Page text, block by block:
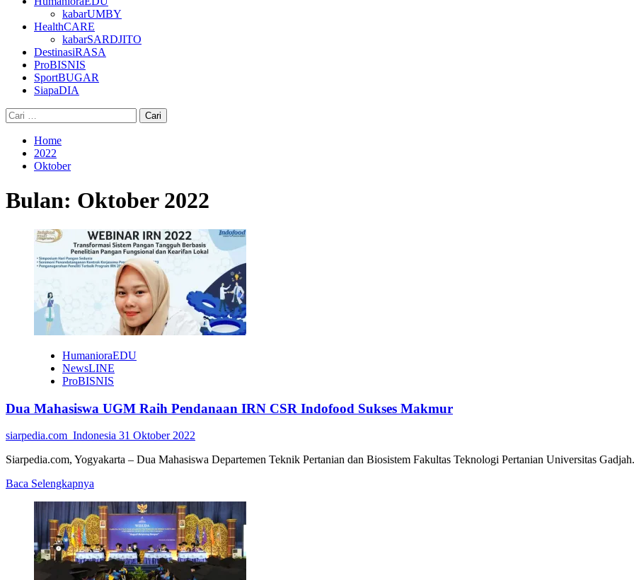
kabarUMBY
HealthCARE
kabarSARDJITO
DestinasiRASA
ProBISNIS
SportBUGAR
SiapaDIA
Cari
untuk:
Home
2022
Oktober
Bulan: Oktober 2022
HumanioraEDU
NewsLINE
ProBISNIS
Dua Mahasiswa UGM Raih Pendanaan IRN CSR Indofood Sukses Makmur
siarpedia.com_Indonesia 31 Oktober 2022
Siarpedia.com, Yogyakarta – Dua Mahasiswa Departemen Teknik Pertanian dan Biosistem Fakultas Teknologi Pertanian Universitas
Baca Selengkapnya
about
Dua
Mahasiswa
UGM
Raih
Pendanaan